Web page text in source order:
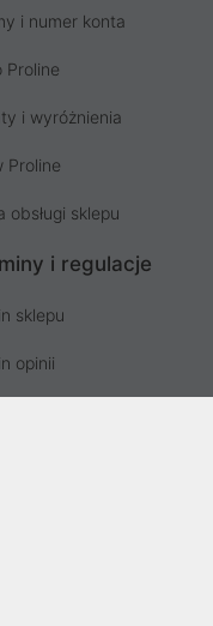
i numer konta
Proline
i wyróżnienia
Proline
obsługi sklepu
i regulacje
sklepu
opinii